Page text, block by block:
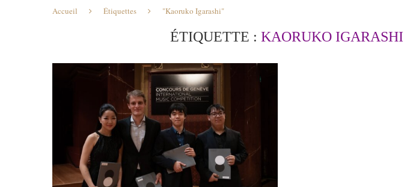
Accueil Étiquettes "Kaoruko Igarashi"
ÉTIQUETTE : KAORUKO IGARASHI